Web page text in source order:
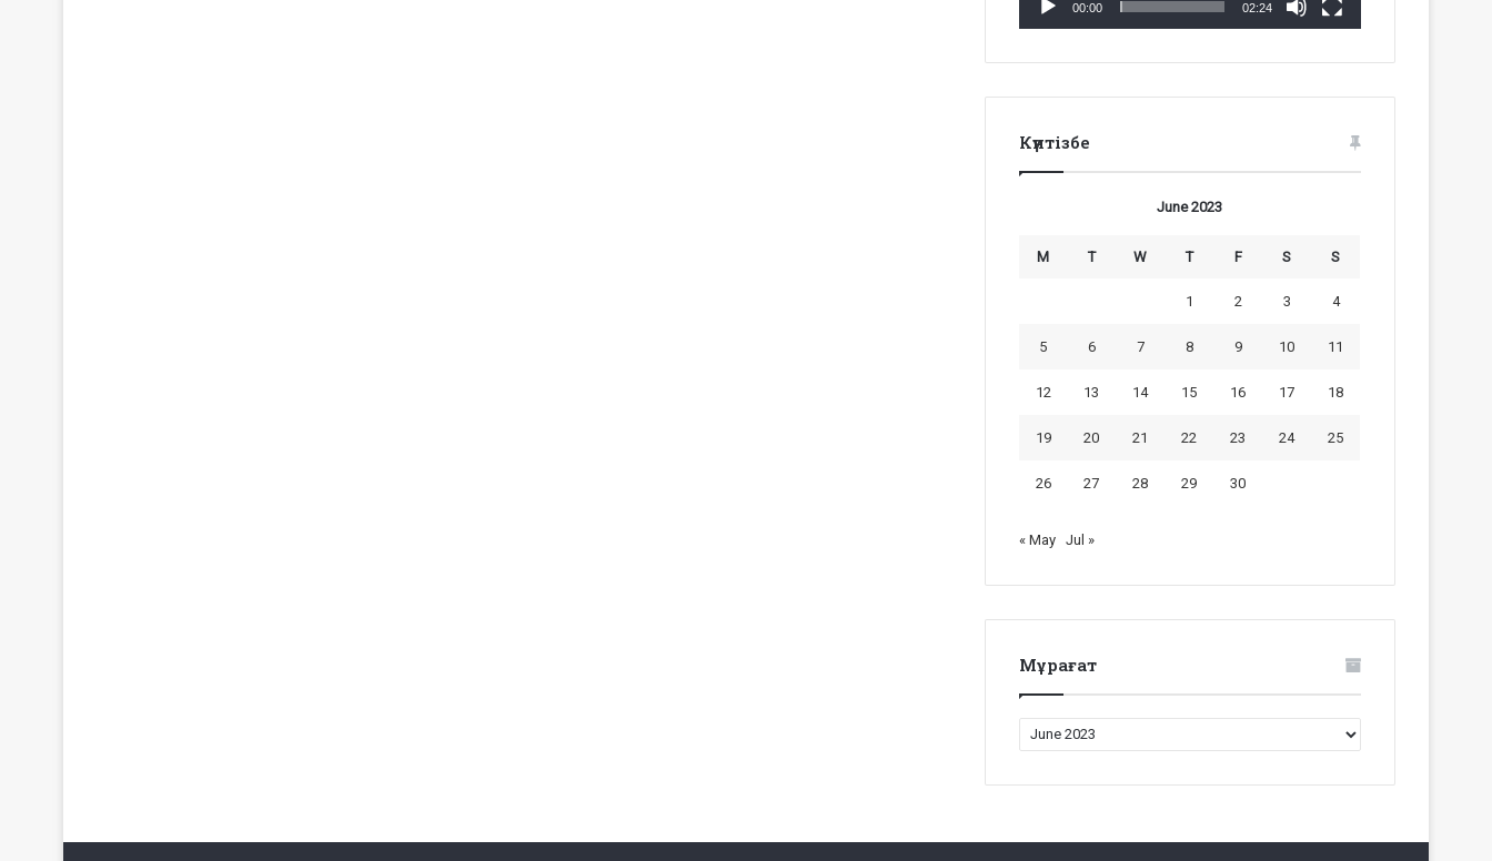
00:00 02:24
Күнтізбе
June 2023
M T W T F S S
1 2 3 4
5 6 7 8 9 10 11
12 13 14 15 16 17 18
19 20 21 22 23 24 25
26 27 28 29 30
« May Jul »
Мұрағат
Мұрағат